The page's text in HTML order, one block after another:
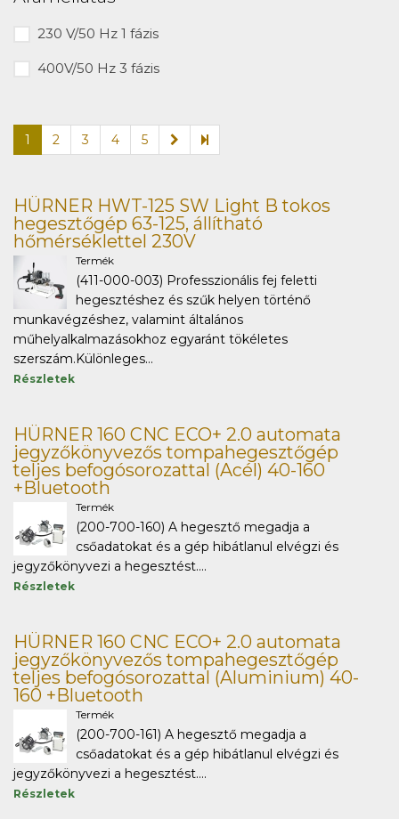
230 V/50 Hz 1 fázis
400V/50 Hz 3 fázis
1 2 3 4 5
HÜRNER HWT-125 SW Light B tokos
hegesztőgép 63-125, állítható
hőmérséklettel 230V
Termék
(411-000-003) Professzionális fej feletti
hegesztéshez és szűk helyen történő
munkavégzéshez, valamint általános
műhelyalkalmazásokhoz egyaránt tökéletes
szerszám.Különleges...
Részletek
HÜRNER 160 CNC ECO+ 2.0 automata
jegyzőkönyvezős tompahegesztőgép
teljes befogósorozattal (Acél) 40-160
+Bluetooth
Termék
(200-700-160) A hegesztő megadja a
csőadatokat és a gép hibátlanul elvégzi és
jegyzőkönyvezi a hegesztést....
Részletek
HÜRNER 160 CNC ECO+ 2.0 automata
jegyzőkönyvezős tompahegesztőgép
teljes befogósorozattal (Aluminium) 40-
160 +Bluetooth
Termék
(200-700-161) A hegesztő megadja a
csőadatokat és a gép hibátlanul elvégzi és
jegyzőkönyvezi a hegesztést....
Részletek